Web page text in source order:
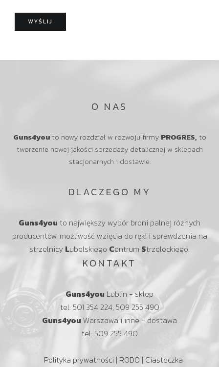
o
m
WYŚLIJ
O NAS
Guns4you to nowy rozdział w rozwoju firmy PROGRES, to
tworzenie nowej jakości sprzedaży detalicznej w sklepach
stacjonarnych i dostawie.
DLACZEGO MY
Guns4you to największy wybór broni palnej różnych
producentów, możliwość wzięcia do ręki i sprawdzenia na
strzelnicy Lubelskiego Centrum Strzeleckiego.
KONTAKT
Guns4you Lublin - sklep
tel: 501 354 224, 509 255 490
Guns4you Warszawa i inne - dostawa
tel: 509 255 490
Polityka prywatności | RODO | Ciasteczka